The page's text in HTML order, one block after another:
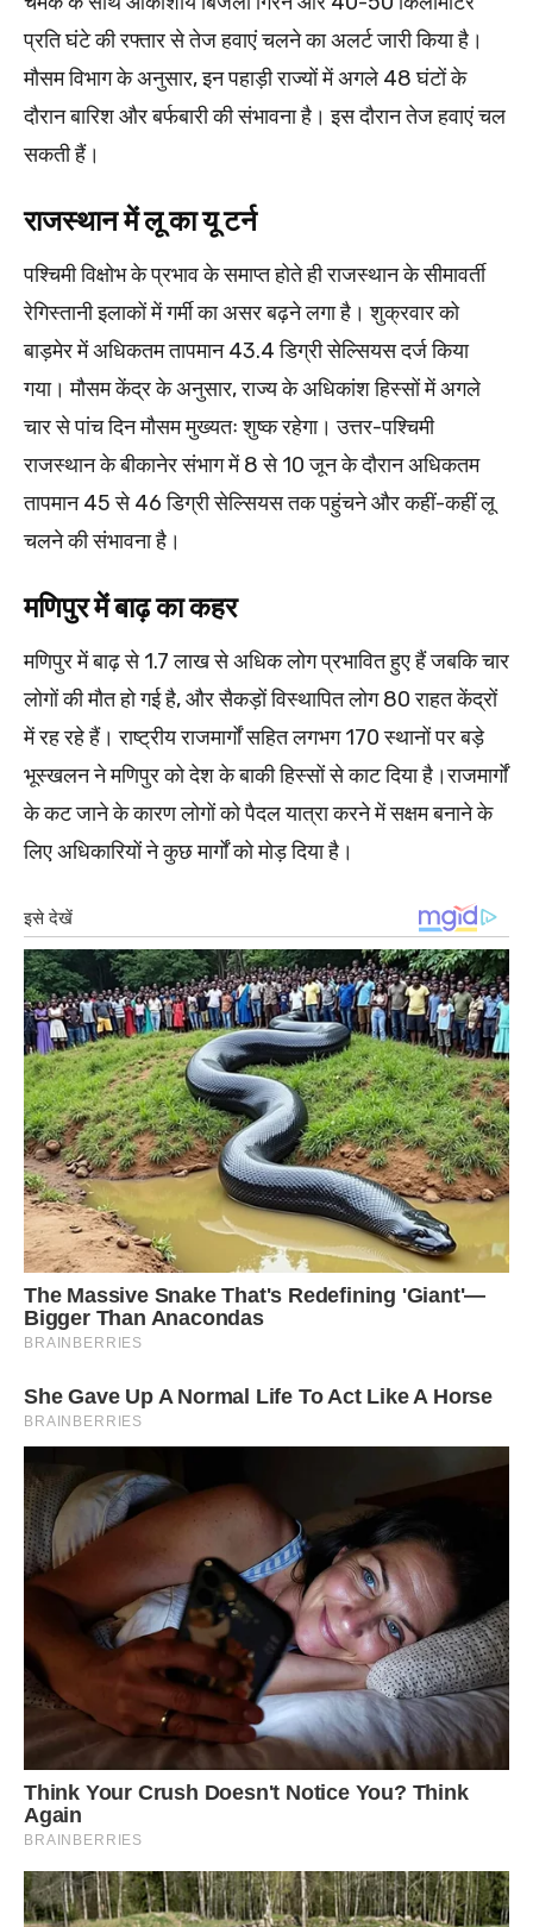
प्रति घंटे की रफ्तार से तेज हवाएं चलने का अलर्ट जारी किया है।
मौसम विभाग के अनुसार, इन पहाड़ी राज्यों में अगले 48 घंटों के
दौरान बारिश और बर्फबारी की संभावना है। इस दौरान तेज हवाएं चल
सकती हैं।
राजस्थान में लू का यू टर्न
पश्चिमी विक्षोभ के प्रभाव के समाप्त होते ही राजस्थान के सीमावर्ती
रेगिस्तानी इलाकों में गर्मी का असर बढ़ने लगा है। शुक्रवार को
बाड़मेर में अधिकतम तापमान 43.4 डिग्री सेल्सियस दर्ज किया
गया। मौसम केंद्र के अनुसार, राज्य के अधिकांश हिस्सों में अगले
चार से पांच दिन मौसम मुख्यतः शुष्क रहेगा। उत्तर-पश्चिमी
राजस्थान के बीकानेर संभाग में 8 से 10 जून के दौरान अधिकतम
तापमान 45 से 46 डिग्री सेल्सियस तक पहुंचने और कहीं-कहीं लू
चलने की संभावना है।
मणिपुर में बाढ़ का कहर
मणिपुर में बाढ़ से 1.7 लाख से अधिक लोग प्रभावित हुए हैं जबकि चार
लोगों की मौत हो गई है, और सैकड़ों विस्थापित लोग 80 राहत केंद्रों
में रह रहे हैं। राष्ट्रीय राजमार्गों सहित लगभग 170 स्थानों पर बड़े
भूस्खलन ने मणिपुर को देश के बाकी हिस्सों से काट दिया है।राजमार्गों
के कट जाने के कारण लोगों को पैदल यात्रा करने में सक्षम बनाने के
लिए अधिकारियों ने कुछ मार्गों को मोड़ दिया है।